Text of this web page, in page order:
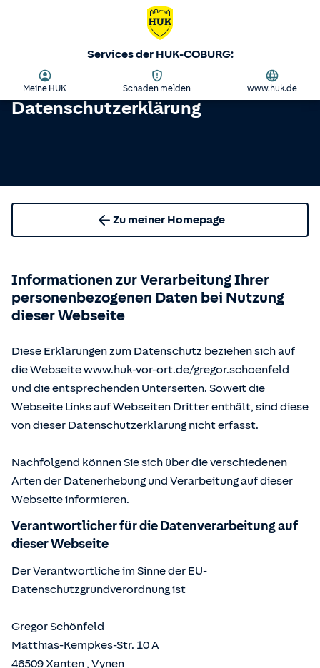
Services der HUK-COBURG:
Meine HUK Schaden melden www.huk.de
Datenschutzerklärung
Zu meiner Homepage
Informationen zur Verarbeitung Ihrer
personenbezogenen Daten bei Nutzung
dieser Webseite
Diese Erklärungen zum Datenschutz beziehen sich auf
die Webseite www.huk-vor-ort.de/gregor.schoenfeld
und die entsprechenden Unterseiten. Soweit die
Webseite Links auf Webseiten Dritter enthält, sind diese
von dieser Datenschutzerklärung nicht erfasst.
Nachfolgend können Sie sich über die verschiedenen
Arten der Datenerhebung und Verarbeitung auf dieser
Webseite informieren.
Verantwortlicher für die Datenverarbeitung auf
dieser Webseite
Der Verantwortliche im Sinne der EU-
Datenschutzgrundverordnung ist
Gregor Schönfeld
Matthias-Kempkes-Str. 10 A
46509Xanten , Vynen